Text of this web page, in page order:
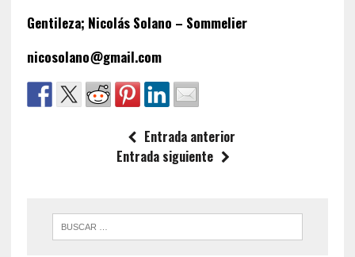
Gentileza; Nicolás Solano – Sommelier
nicosolano@gmail.com
Entrada anterior
Entrada siguiente